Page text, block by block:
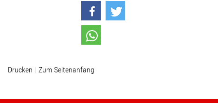
Kontakt
Transparenz
Drucken Zum Seitenanfang